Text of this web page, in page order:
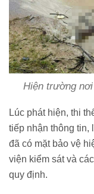
Hiện trường
Lúc phát hiện, thi
tiếp nhận thông
đã có mặt bảo vệ
viện kiểm sát và
quy định.